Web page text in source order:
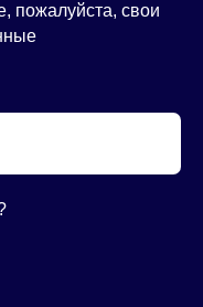
пожалуйста, свои